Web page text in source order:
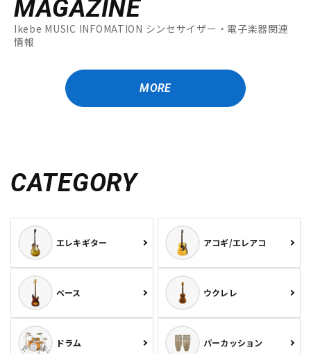
MAGAZINE
Ikebe MUSIC INFOMATION シンセサイザー・電子楽器関連
情報
MORE
CATEGORY
エレキギター アコギ/エレアコ
ベース ウクレレ
ドラム パーカッション